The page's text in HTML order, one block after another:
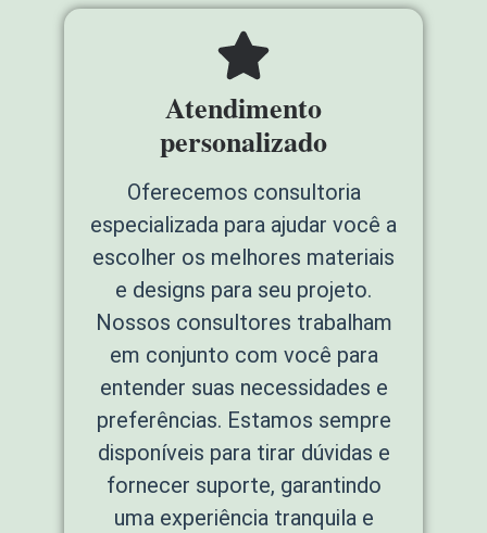
Atendimento
personalizado
Oferecemos consultoria
especializada para ajudar você a
escolher os melhores materiais
e designs para seu projeto.
Nossos consultores trabalham
em conjunto com você para
entender suas necessidades e
preferências. Estamos sempre
disponíveis para tirar dúvidas e
fornecer suporte, garantindo
uma experiência tranquila e